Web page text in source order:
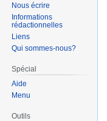
Nous écrire
Informations
rédactionnelles
Liens
Qui sommes-nous?
Spécial
Aide
Menu
Outils